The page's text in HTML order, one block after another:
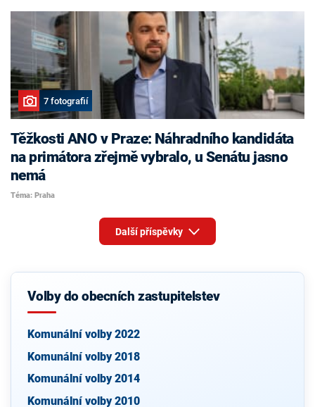
7 fotografií
Těžkosti ANO v Praze: Náhradního kandidáta
na primátora zřejmě vybralo, u Senátu jasno
nemá
Téma: Praha
Další příspěvky
Volby do obecních zastupitelstev
Komunální volby 2022
Komunální volby 2018
Komunální volby 2014
Komunální volby 2010